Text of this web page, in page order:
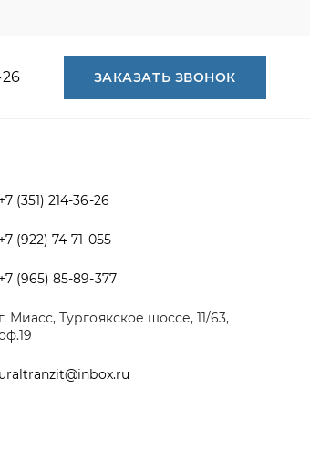
+7 (351) 214-36-26
оф.19
uraltranzit@inbox.ru